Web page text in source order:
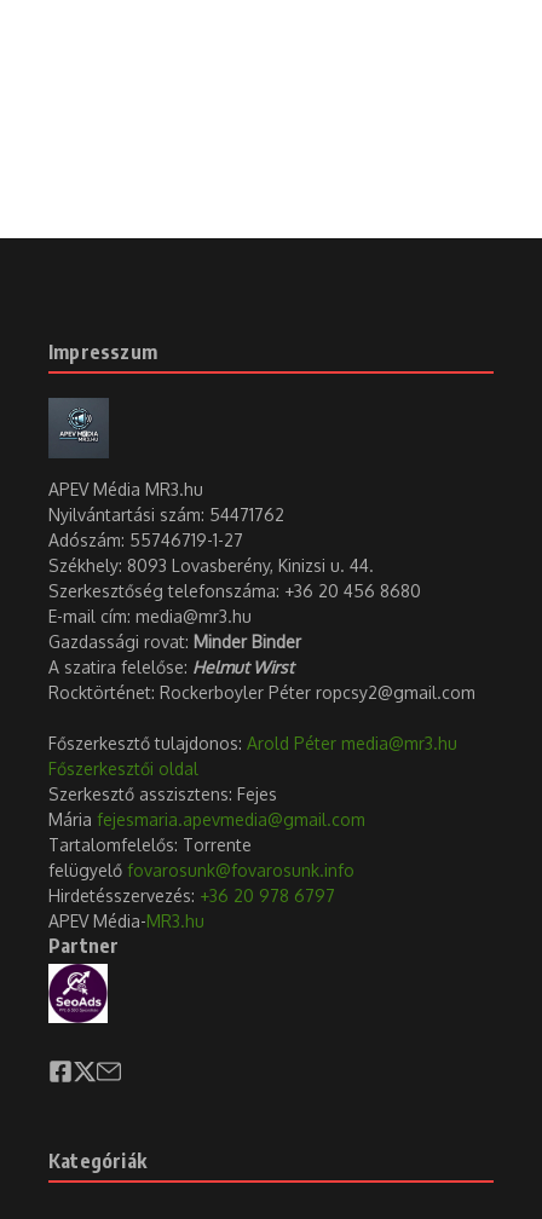
Impresszum
APEV Média MR3.hu
Nyilvántartási szám: 54471762
Adószám: 55746719-1-27
Székhely: 8093 Lovasberény, Kinizsi u. 44.
Szerkesztőség telefonszáma: +36 20 456 8680
E-mail cím: media@mr3.hu
Gazdassági rovat: Minder Binder
A szatira felelőse: Helmut Wirst
Rocktörténet: Rockerboyler Péter ropcsy2@gmail.com
Főszerkesztő tulajdonos: Arold Péter media@mr3.hu
Főszerkesztői oldal
Szerkesztő asszisztens: Fejes
Mária fejesmaria.apevmedia@gmail.com
Tartalomfelelős: Torrente
felügyelő fovarosunk@fovarosunk.info
Hirdetésszervezés: +36 20 978 6797
APEV Média-MR3.hu
Partner
Kategóriák